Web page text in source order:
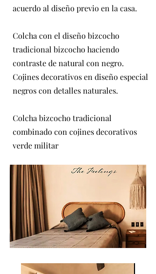
acuerdo al diseño previo en la casa.
Colcha con el diseño bizcocho
tradicional bizcocho haciendo
contraste de natural con negro.
Cojines decorativos en diseño especial
negros con detalles naturales.
Colcha bizcocho tradicional
combinado con cojines decorativos
verde militar